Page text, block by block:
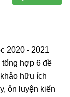
2020 - 2021
tổng hợp 6 đề
hữu ích
ôn luyện kiến